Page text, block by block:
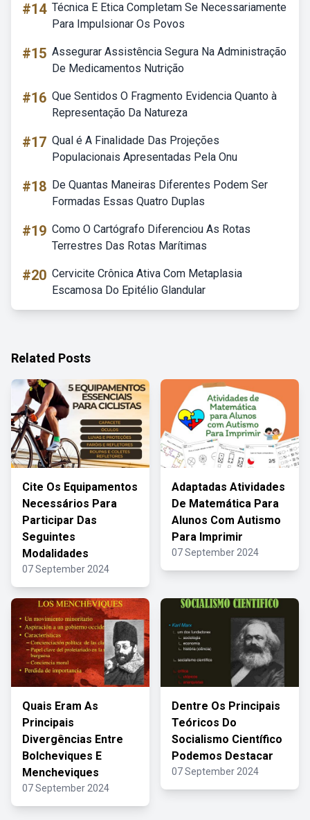
#14 Técnica E Etica Completam Se Necessariamente
Para Impulsionar Os Povos
#15 Assegurar Assistência Segura Na Administração
De Medicamentos Nutrição
#16 Que Sentidos O Fragmento Evidencia Quanto à
Representação Da Natureza
#17 Qual é A Finalidade Das Projeções
Populacionais Apresentadas Pela Onu
#18 De Quantas Maneiras Diferentes Podem Ser
Formadas Essas Quatro Duplas
#19 Como O Cartógrafo Diferenciou As Rotas
Terrestres Das Rotas Marítimas
#20 Cervicite Crônica Ativa Com Metaplasia
Escamosa Do Epitélio Glandular
Related Posts
Cite Os Equipamentos
Necessários Para
Participar Das
Seguintes
Modalidades
07 September 2024
Adaptadas Atividades
De Matemática Para
Alunos Com Autismo
Para Imprimir
07 September 2024
Quais Eram As
Principais
Divergências Entre
Bolcheviques E
Mencheviques
07 September 2024
Dentre Os Principais
Teóricos Do
Socialismo Científico
Podemos Destacar
07 September 2024